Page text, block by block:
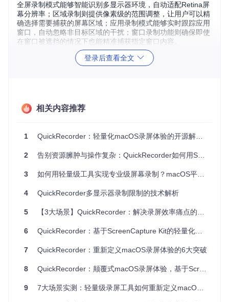
全屏录制模式能够智能识别多显示器环境，自动适配Retina屏
幕分辨率；区域录制则提供像素级的范围调整，让用户可以精
确选择需要捕获的屏幕区域；应用录制模式能够实时跟踪应用
窗口，自动忽略非目标区域的干扰；窗口录制功能则确保即使
在窗口被遮挡的情况下也能精准捕获指定窗口内容。
幕录制到复杂的多设备录制任务。
QuickRecorder内置了先进的场景分析引擎，能够根据录制内
见。当检测到文本编辑场景时，系统会自动启用清晰度优先模
态优化模式，提升色彩还原度和动态范围；而在游戏录制场景
流畅无卡顿。
这种智能编码技术不仅保证了录制质量，还能有效优化文件体
量不佳的问题。
了高度优化的三层架构设计：捕获层基于Apple最新的Screen
(Metal)进行实时视频处理；编码层则利用VideoToolbox框架实
登录后查看全文
相关内容推荐
1 QuickRecorder：轻量化macOS录屏体验的开源解决方案
2 告别资源臃肿与操作复杂：QuickRecorder如何用ScreenCapture Kit重构macOS录屏体验
3 如何用轻量级工具实现专业级屏幕录制？macOS平台的效率新选择
4 QuickRecorder多显示器录制限制的技术解析
5 【3大场景】QuickRecorder：解决录屏效率痛点的创新方案
6 QuickRecorder：基于ScreenCapture Kit的轻量化macOS录屏工具创新体验
7 QuickRecorder：重新定义macOS录屏体验的6大突破
8 QuickRecorder：颠覆式macOS录屏体验，基于ScreenCapture Kit的轻量化开源解决方案
9 7大场景实测：轻量级录屏工具如何重新定义macOS录制体验